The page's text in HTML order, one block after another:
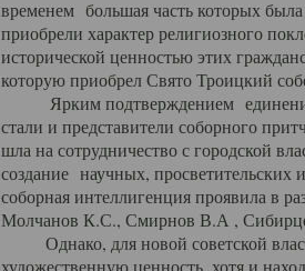
временем большая часть которых была
приобрели характер религиозного
исторической ценностью этих
которую приобрел Свято Троицкий
Ярким подтверждением единения
стали и представители соборного
шла на сотрудничество с городской
создание научных, просветительских
соборная интеллигенция проявила в
Молчанов К.С., Смирнов В.А ,
Однако, для новой советской
художественную ценность, хотя и